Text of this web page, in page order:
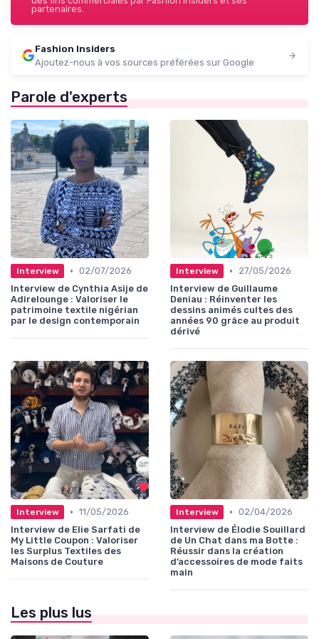
partenaires.
Fashion Insiders
Ajoutez-nous à vos sources préférées sur Google
Parole d'experts
Interview • 02/07/2026
Interview de Cynthia Asije de
Adirelounge : Valoriser le
patrimoine textile nigérian
par le design contemporain
Interview •
27/05/2026
Interview de Guillaume
Deniau : Réinventer les
dessins animés cultes des
années 90 grâce au produit
dérivé
Interview • 11/05/2026
Interview de Elie Sarfati de
My Little Coupon : Valoriser
les Surplus Textiles des
Maisons de Couture
Interview • 02/04/2026
Interview de Élodie Souillard
de Un Chat dans ma Botte :
Réussir dans la création
d’accessoires de mode faits
main
Les plus lus